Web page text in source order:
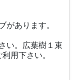
あります。
い。広葉樹１束
用下さい。